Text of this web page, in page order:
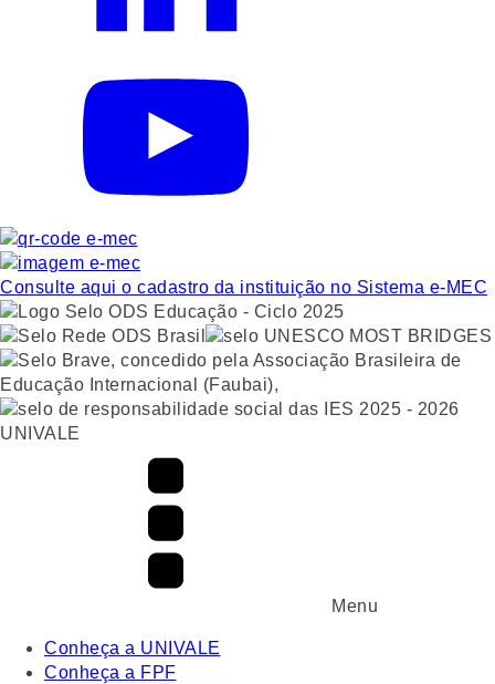
Consulte aqui o cadastro da instituição no Sistema e-MEC
UNIVALE
Menu
Conheça a UNIVALE
Conheça a FPF